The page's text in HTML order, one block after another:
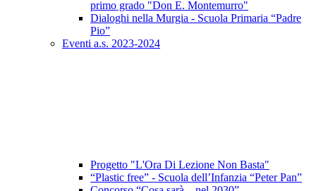
primo grado "Don E. Montemurro"
Dialoghi nella Murgia - Scuola Primaria “Padre
Pio”
Eventi a.s. 2023-2024
Progetto "L'Ora Di Lezione Non Basta"
“Plastic free” - Scuola dell’Infanzia “Peter Pan”